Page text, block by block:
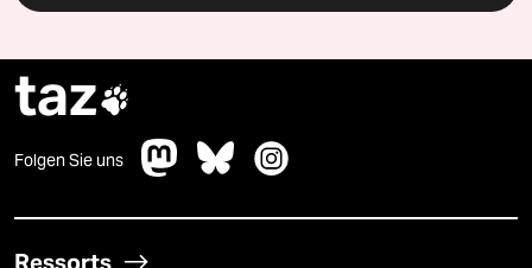
taz
Folgen Sie uns
Ressorts